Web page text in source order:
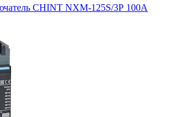
CHINT NXM-125S/3Р 100A